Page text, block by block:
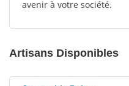
avenir à votre société.
Artisans Disponibles